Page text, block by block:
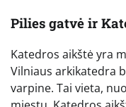
Pilies gatvė ir
Katedros aikštė yra
Vilniaus arkikatedra
varpine. Tai vieta,